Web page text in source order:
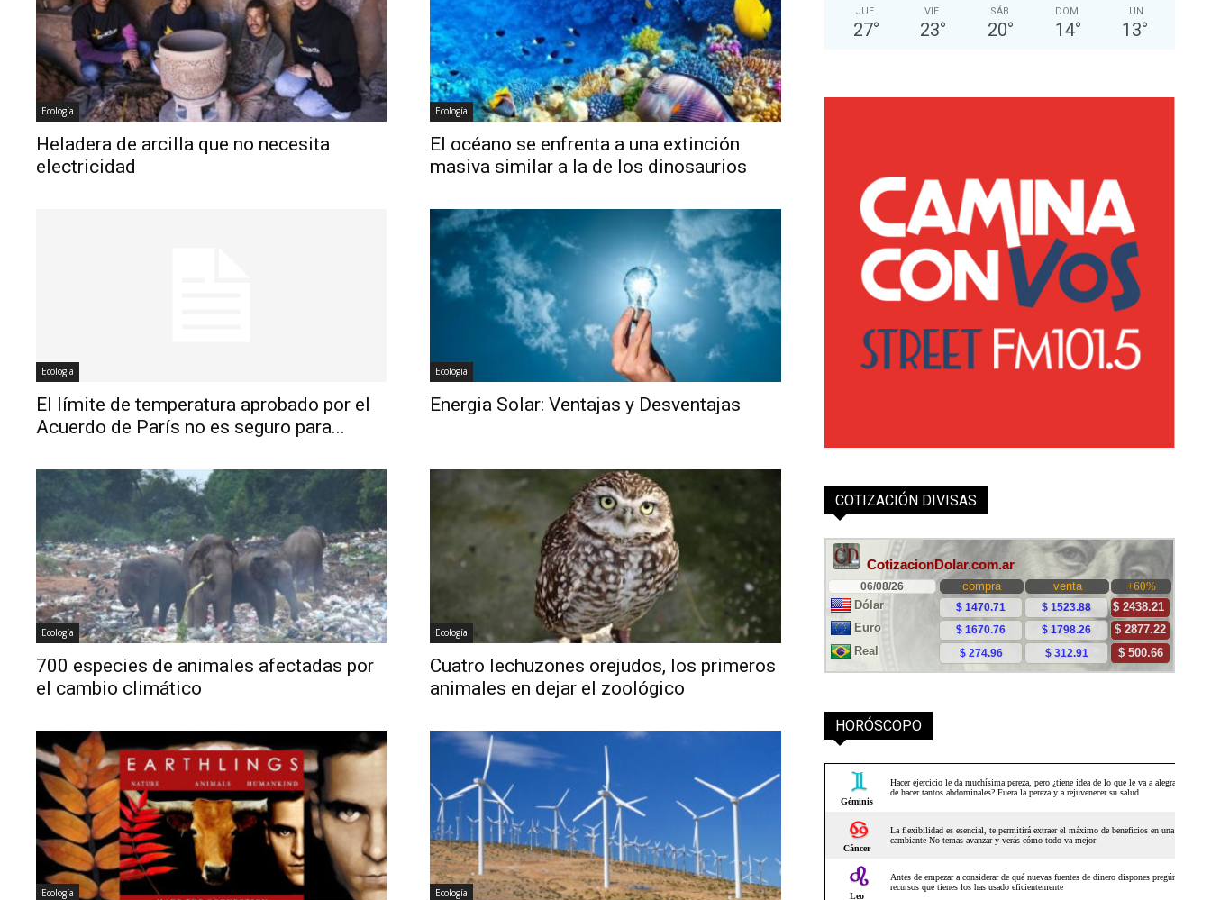
Ecología
Heladera de arcilla que no necesita
electricidad
Ecología
El océano se enfrenta a una extinción
masiva similar a la de los dinosaurios
Ecología
El límite de temperatura aprobado por el
Acuerdo de París no es seguro para...
Ecología
Energia Solar: Ventajas y Desventajas
Ecología
700 especies de animales afectadas por
el cambio climático
Ecología
Cuatro lechuzones orejudos, los primeros
animales en dejar el zoológico
Ecología Ecología
JUE
27°
VIE
23°
SÁB
20°
DOM
14°
LUN
13°
COTIZACIÓN DIVISAS
HORÓSCOPO